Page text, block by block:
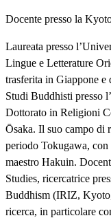
Docente presso la
Laureata presso
Lingue e Letterature
trasferita in Giappone e
Studi Buddhisti presso
Dottorato in Religioni
Ōsaka. Il suo campo di
periodo Tokugawa,
maestro Hakuin.
Studies, ricercatrice
Buddhism (IRIZ,
ricerca, in particolare